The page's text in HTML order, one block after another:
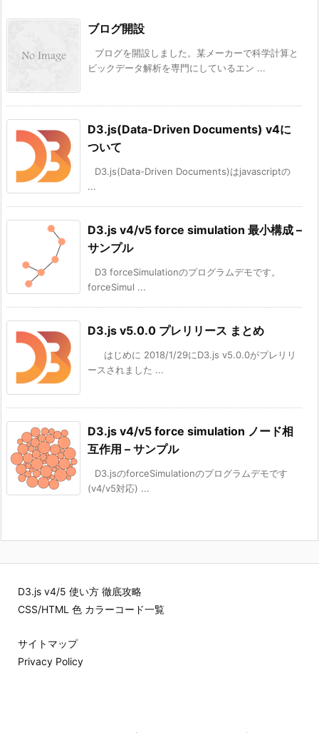
ブログ開設
ブログを開設しました。某メーカーで科学計算と
ビックデータ解析を専門にしているエン ...
D3.js(Data-Driven Documents) v4に
ついて
D3.js(Data-Driven Documents)はjavascriptの
...
D3.js v4/v5 force simulation 最小構成 –
サンプル
D3 forceSimulationのプログラムデモです。
forceSimul ...
D3.js v5.0.0 プレリリース まとめ
はじめに 2018/1/29にD3.js v5.0.0がプレリリ
ースされました ...
D3.js v4/v5 force simulation ノード相
互作用 – サンプル
D3.jsのforceSimulationのプログラムデモです
(v4/v5対応) ...
D3.js v4/5 使い方 徹底攻略
CSS/HTML 色 カラーコード一覧
サイトマップ
Privacy Policy